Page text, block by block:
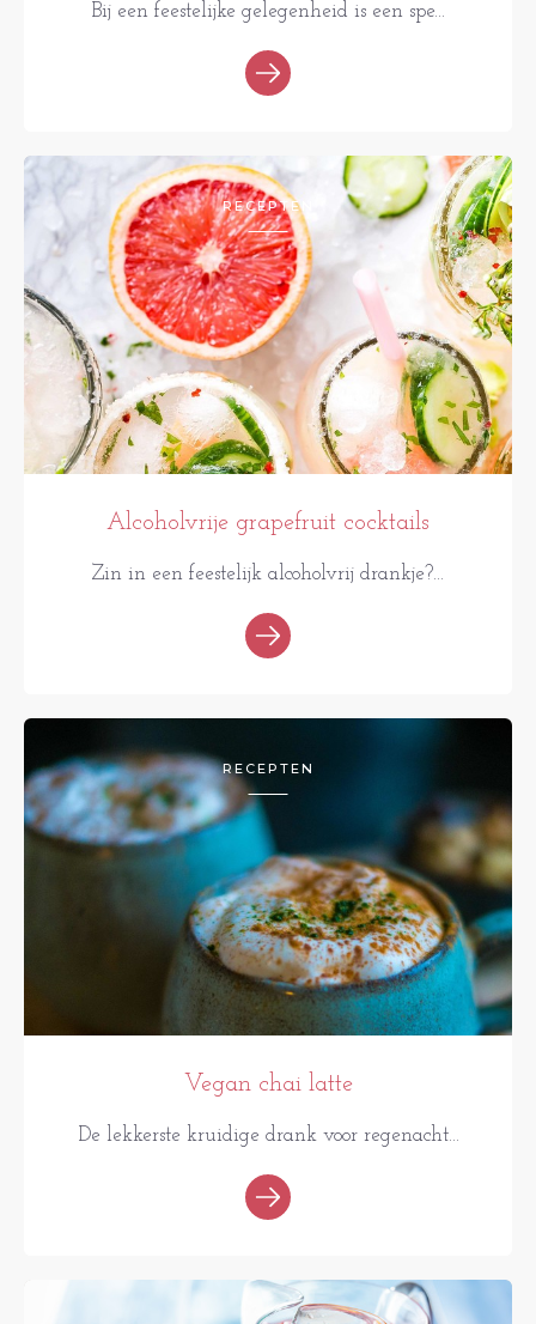
Bij een feestelijke gelegenheid is een spe...
RECEPTEN
Alcoholvrije grapefruit cocktails
Zin in een feestelijk alcoholvrij drankje?...
RECEPTEN
Vegan chai latte
De lekkerste kruidige drank voor regenacht...